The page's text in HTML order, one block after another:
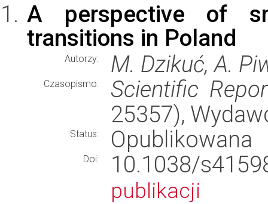
A perspective of
transitions in Poland
Autorzy: M. Dzikuć, A.
Czasopismo:
Scientific
25357),
Status: Opublikowana
Doi: 10.1038/
publikacji